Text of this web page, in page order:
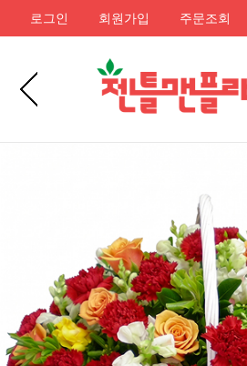
로그인 회원가입 주문조회